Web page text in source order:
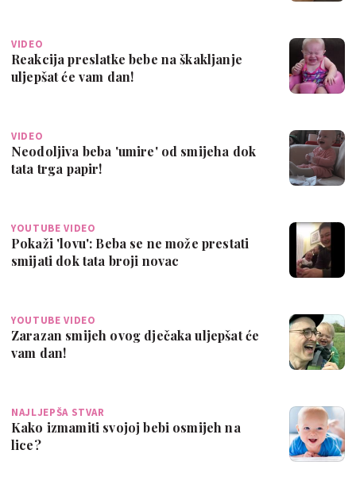
VIDEO
Reakcija preslatke bebe na škakljanje
uljepšat će vam dan!
VIDEO
Neodoljiva beba 'umire' od smijeha dok
tata trga papir!
YOUTUBE VIDEO
Pokaži 'lovu': Beba se ne može prestati
smijati dok tata broji novac
YOUTUBE VIDEO
Zarazan smijeh ovog dječaka uljepšat će
vam dan!
NAJLJEPŠA STVAR
Kako izmamiti svojoj bebi osmijeh na
lice?